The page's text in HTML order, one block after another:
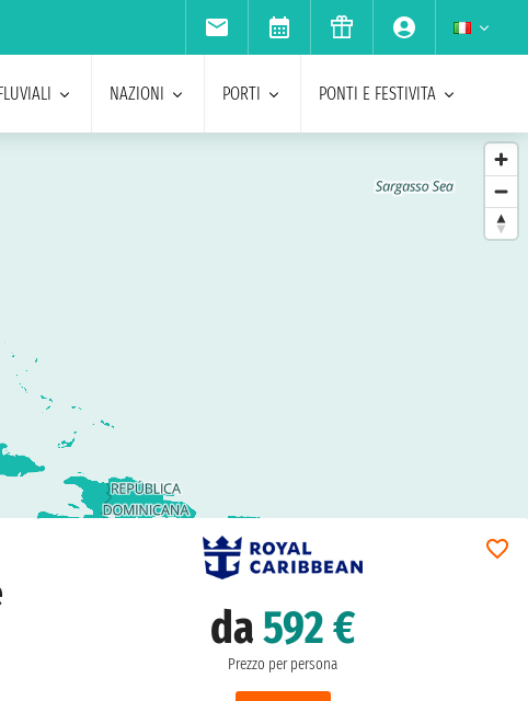
NAZIONI PORTI PONTI E FESTIVITA
da592 €
Prezzo per persona